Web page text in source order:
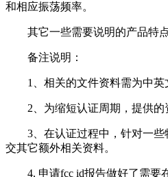
和相应振荡频率。
其它一些需要说明的产品特点
备注说明：
1、相关的文件资料需为中英
2、为缩短认证周期，提供的
3、在认证过程中，针对一些
交其它额外相关资料。
4, 申请fcc id报告做好了需要